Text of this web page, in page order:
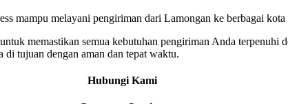
mampu melayani pengiriman dari Lamongan ke berbagai
memastikan semua kebutuhan pengiriman Anda
tujuan dengan aman dan tepat waktu.
Hubungi Kami